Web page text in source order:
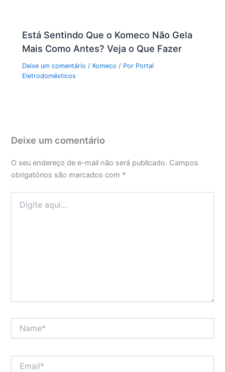
Está Sentindo Que o Komeco Não Gela
Mais Como Antes? Veja o Que Fazer
Deixe um comentário / Komeco / Por Portal
Eletrodomésticos
Deixe um comentário
O seu endereço de e-mail não será publicado. Campos
obrigatórios são marcados com *
aqui...